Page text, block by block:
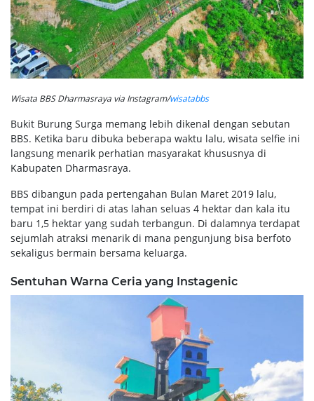
Wisata BBS Dharmasraya via Instagram/wisatabbs
Bukit Burung Surga memang lebih dikenal dengan sebutan
BBS. Ketika baru dibuka beberapa waktu lalu, wisata selfie ini
langsung menarik perhatian masyarakat khususnya di
Kabupaten Dharmasraya.
BBS dibangun pada pertengahan Bulan Maret 2019 lalu,
tempat ini berdiri di atas lahan seluas 4 hektar dan kala itu
baru 1,5 hektar yang sudah terbangun. Di dalamnya terdapat
sejumlah atraksi menarik di mana pengunjung bisa berfoto
sekaligus bermain bersama keluarga.
Sentuhan Warna Ceria yang Instagenic